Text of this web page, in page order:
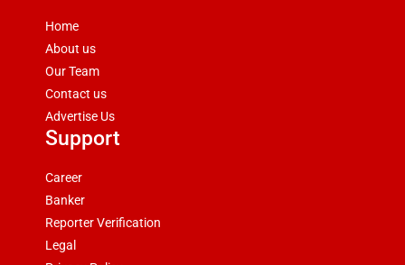
Home
About us
Our Team
Contact us
Advertise Us
Support
Career
Banker
Reporter Verification
Legal